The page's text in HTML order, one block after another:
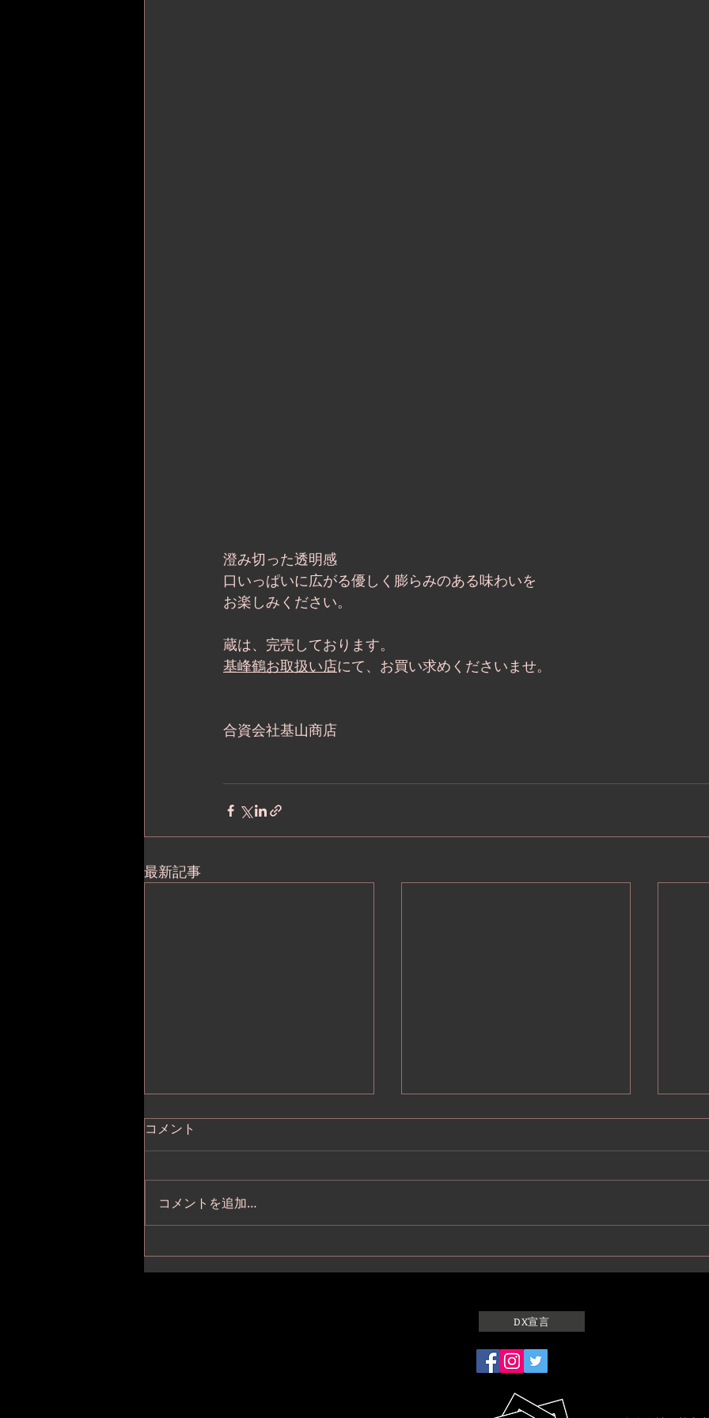
澄み切った透明感
口いっぱいに広がる優しく膨らみのある味わいを
お楽しみください。
蔵は、完売しております。
基峰鶴お取扱い店にて、お買い求めくださいませ。
合資会社基山商店
最新記事
がらみ生 」
基
コメント
コメントを追加…
DX宣言